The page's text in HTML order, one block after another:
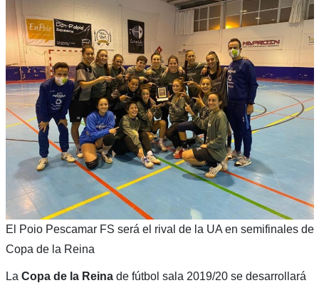
El Poio Pescamar FS será el rival de la UA en semifinales de
Copa de la Reina
La Copa de la Reinade fútbol sala 2019/20 se desarrollará